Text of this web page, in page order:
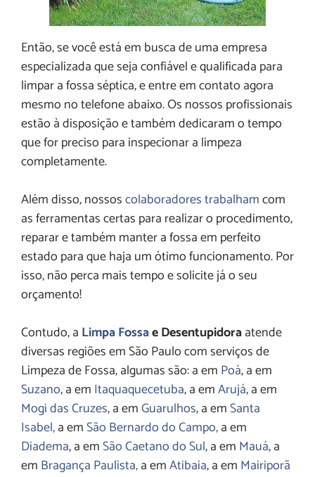
Então, se você está em busca de uma empresa
especializada que seja confiável e qualificada para
limpar a fossa séptica, e entre em contato agora
mesmo no telefone abaixo. Os nossos profissionais
estão à disposição e também dedicaram o tempo
que for preciso para inspecionar a limpeza
completamente.
Além disso, nossoscolaboradores trabalhamcom
as ferramentas certas para realizar o procedimento,
reparar e também manter a fossa em perfeito
estado para que haja um ótimo funcionamento. Por
isso, não perca mais tempo e solicite já o seu
orçamento!
Contudo, a Limpa Fossae Desentupidoraatende
diversas regiões em São Paulo com serviços de
Limpeza de Fossa, algumas são: a em Poá, a em
Suzano, a em Itaquaquecetuba, a emArujá, a em
Mogi das Cruzes, a emGuarulhos, a emSanta
Isabel,a emSão Bernardo do Campo,a em
Diadema, a emSão Caetano do Sul, a em Mauá, a
em Bragança Paulista,a emAtibaia, a em Mairiporã